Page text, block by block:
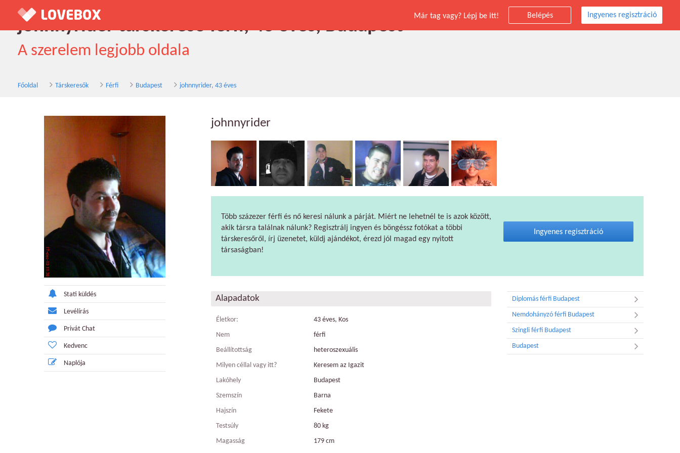
Már tag vagy? Lépj be itt! Belépés Ingyenes regisztráció
johnnyrider társkereső férfi, 43 éves, Budapest
A szerelem legjobb oldala
Főoldal Társkeresők Férfi Budapest johnnyrider, 43 éves
Stati küldés
Levélírás
Privát Chat
Kedvenc
Naplója
johnnyrider
Több százezer férfi és nő keresi nálunk a párját. Miért ne lehetnél te is azok között,
akik társra találnak nálunk? Regisztrálj ingyen és böngéssz fotókat a többi
társkeresőről, írj üzenetet, küldj ajándékot, érezd jól magad egy nyitott
társaságban!
Ingyenes regisztráció
Alapadatok
Életkor:
43 éves, Kos
Nem
férfi
Beállítottság
heteroszexuális
Milyen céllal vagy itt?
Keresem az Igazit
Lakóhely
Budapest
Szemszín
Barna
Hajszín
Fekete
Testsúly
80 kg
Magasság
179 cm
Diplomás férfi Budapest
Nemdohányzó férfi Budapest
Szingli férfi Budapest
Budapest